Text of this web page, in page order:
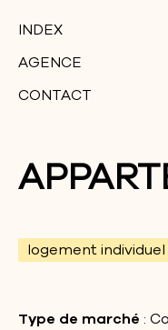
INDEX
AGENCE
CONTACT
logement individuel
Type de marché :